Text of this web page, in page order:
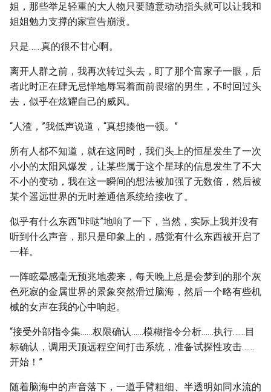
姐，那些举足轻重的大人物只要随意动动指头就可以让我和
姐姐勉力支撑的家宣告崩溃。
只是……真的很不甘心啊。
离开人群之前，我再次转过头去，盯了那个富家子一眼，后
者此时正在肆无忌惮地辱骂着面前畏缩的男生，不时回过头
去，似乎在炫耀自己的威风。
“人渣，”我低声说道，“真想揍他一顿。”
所有人都不知道，就在这同时，我们头上的恒星发生了一次
小小的太阳风爆发，让某些属于这个星球的信息发生了不大
不小的变动，我在这一瞬间的想法被加强了无数倍，然后被
某个遥远世界的无时差通信系统给接收了。
似乎有什么东西“咔哒”地响了一下，当然，实际上我并没有
听到什么声音，那只是印象上的，感觉有什么东西被开启了
一样。
一阵眩晕感毫无预兆地袭来，每天晚上总是会梦到的那个灰
色死寂的金属世界的景象突然滑过脑海，然后一个略有些机
械的女声在我的心中响起。
“接受外部指令集……权限确认……模糊指令分析……执行……目
标确认，调用天顶远程空间打击系统，准备试探性攻击……
开始！”
随着脑海中的声音落下，一道手臂粗细、半透明如同水流的